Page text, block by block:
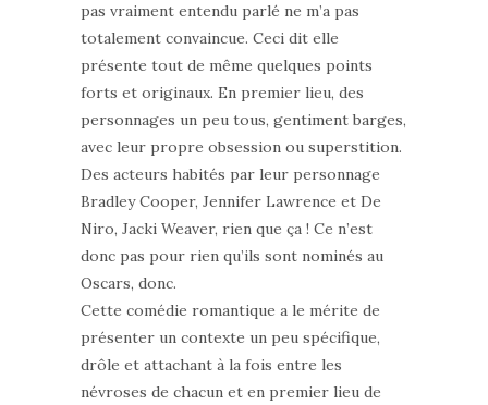
pas vraiment entendu parlé ne m’a pas
totalement convaincue. Ceci dit elle
présente tout de même quelques points
forts et originaux. En premier lieu, des
personnages un peu tous, gentiment barges,
avec leur propre obsession ou superstition.
Des acteurs habités par leur personnage
Bradley Cooper, Jennifer Lawrence et De
Niro, Jacki Weaver, rien que ça ! Ce n’est
donc pas pour rien qu’ils sont nominés au
Oscars, donc.
Cette comédie romantique a le mérite de
présenter un contexte un peu spécifique,
drôle et attachant à la fois entre les
névroses de chacun et en premier lieu de